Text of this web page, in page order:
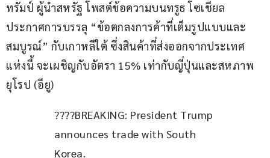
ทรัมป์ ผู้นำสหรัฐ โพสต์ข้อความบนทรูธ โซเชียล
ประกาศการบรรลุ “ข้อตกลงการค้าที่เต็มรูปแบบและ
สมบูรณ์” กับเกาหลีใต้ ซึ่งสินค้าที่ส่งออกจากประเทศ
แห่งนี้ จะเผชิญกับอัตรา 15% เท่ากับญี่ปุ่นและสหภาพ
ยุโรป (อียู)
????BREAKING: President Trump
announces trade with South
Korea.